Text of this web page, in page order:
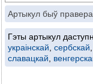
Артыкул быў
Гэты артыкул
украінскай, сербскай,
славацкай,